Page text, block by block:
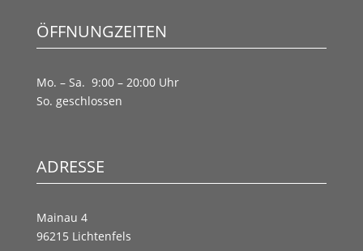
ÖFFNUNGZEITEN
Mo. – Sa. 9:00 – 20:00 Uhr
So. geschlossen
ADRESSE
Mainau 4
96215 Lichtenfels